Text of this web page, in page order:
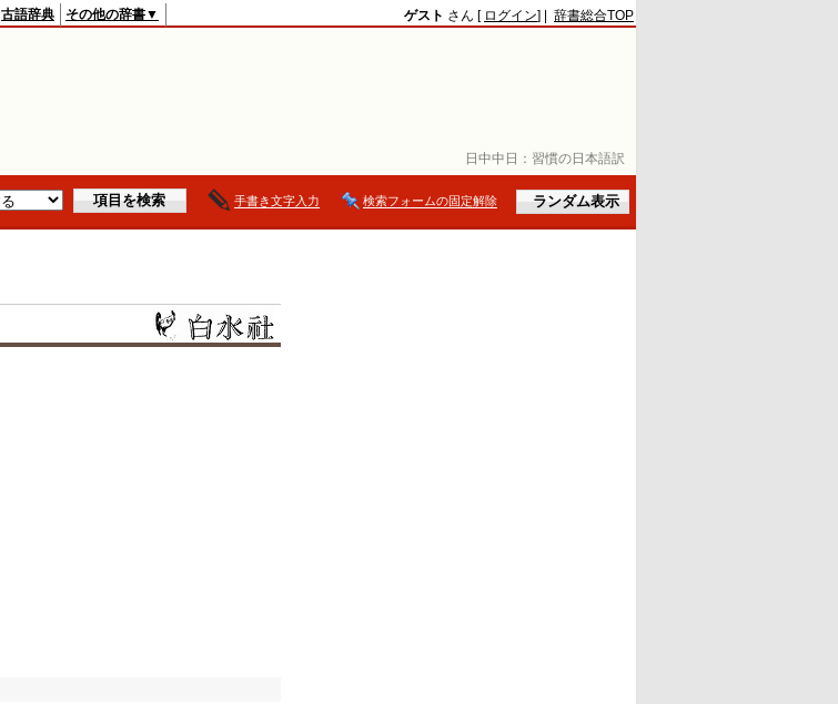
日中中日： 習慣の日本語訳
古語辞典 その他の辞書▼ ゲスト さん [ ログイン] | 辞書総合TOP
手書き文字入力 検索フォームの固定解除